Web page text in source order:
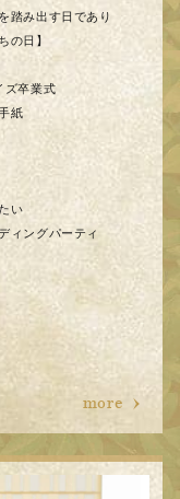
み出す日であり
の日】
ズ卒業式
紙
い
ィングパーティ
more